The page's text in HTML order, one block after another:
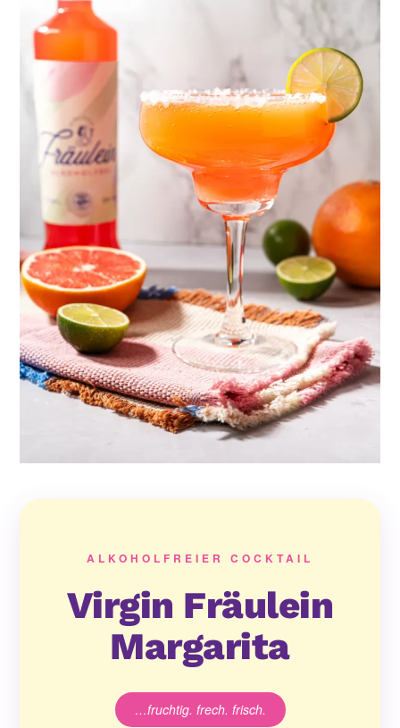
ALKOHOLFREIER COCKTAIL
Virgin Fräulein
Margarita
…fruchtig. frech. frisch.